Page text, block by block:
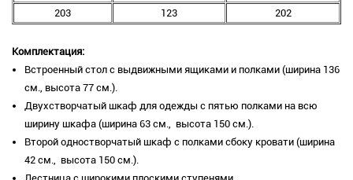
203
123 202
Комплектация:
Встроенный стол с выдвижными ящиками и полками (ширина 136
см., высота 77 см.).
Двухстворчатый шкаф для одежды с пятью полками на всю
ширину шкафа (ширина 63 см., высота 150 см.).
Второй одностворчатый шкаф с полками сбоку кровати (ширина
42 см., высота 150 см.).